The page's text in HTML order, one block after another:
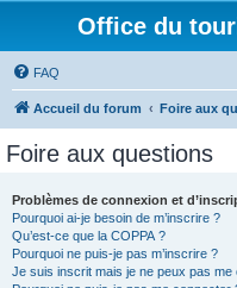
Office du
FAQ
Accueil du forum Foire aux
Foire aux questions
Problèmes de connexion et
Pourquoi ai-je besoin de m’inscrire ?
Qu’est-ce que la COPPA ?
Pourquoi ne puis-je pas m’inscrire ?
Je suis inscrit mais je ne peux pas me